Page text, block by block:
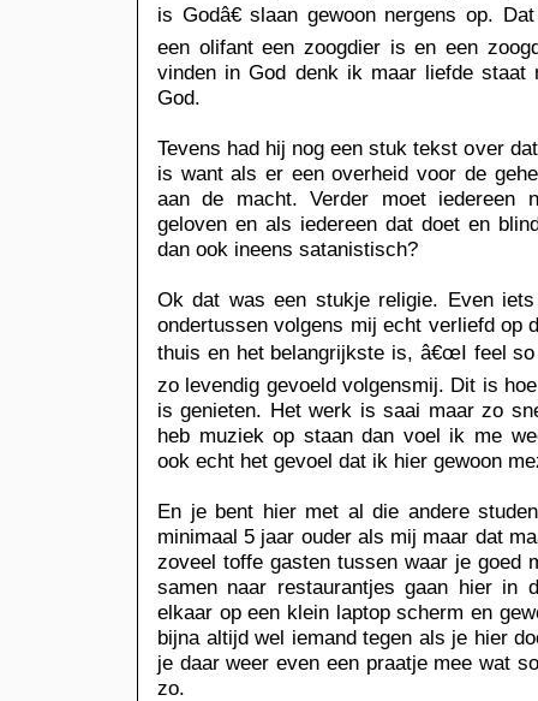
is Godâ€ slaan gewoon nergens op.
een olifant een zoogdier is en een
vinden in God denk ik maar liefde staat
God.
Tevens had hij nog een stuk tekst over
is want als er een overheid voor de
aan de macht. Verder moet iedereen
geloven en als iedereen dat doet en
dan ook ineens satanistisch?
Ok dat was een stukje religie. Even
ondertussen volgens mij echt verliefd op
thuis en het belangrijkste is, â€œI feel so
zo levendig gevoeld volgensmij. Dit is
is genieten. Het werk is saai maar zo
heb muziek op staan dan voel ik me
ook echt het gevoel dat ik hier gewoon
En je bent hier met al die andere
minimaal 5 jaar ouder als mij maar dat
zoveel toffe gasten tussen waar je goed
samen naar restaurantjes gaan hier in
elkaar op een klein laptop scherm en
bijna altijd wel iemand tegen als je hier
je daar weer even een praatje mee wat
zo.